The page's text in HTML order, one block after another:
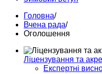
Головна/
Вчена рада/
Оголошення
Ліцензування та
Експертні